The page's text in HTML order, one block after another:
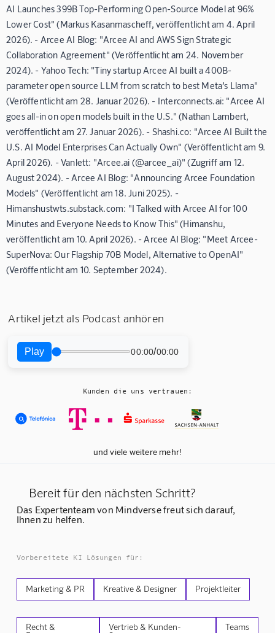
AI Launches 399B Top-Performing Open-Source Model at 96%
Lower Cost" (Markus Kasanmascheff, veröffentlicht am 4. April
2026). - Arcee AI Blog: "Arcee AI and AWS Sign Strategic
Collaboration Agreement" (Veröffentlicht am 24. November
2024). - Yahoo Tech: "Tiny startup Arcee AI built a 400B-
parameter open source LLM from scratch to best Meta’s Llama"
(Veröffentlicht am 28. Januar 2026). - Interconnects.ai: "Arcee AI
goes all-in on open models built in the U.S." (Nathan Lambert,
veröffentlicht am 27. Januar 2026). - Shashi.co: "Arcee AI Built the
U.S. AI Model Enterprises Can Actually Own" (Veröffentlicht am 9.
April 2026). - Vanlett: "Arcee.ai (@arcee_ai)" (Zugriff am 12.
August 2024). - Arcee AI Blog: "Announcing Arcee Foundation
Models" (Veröffentlicht am 18. Juni 2025). -
Himanshustwts.substack.com: "I Talked with Arcee AI for 100
Minutes and Everyone Needs to Know This" (Himanshu,
veröffentlicht am 10. April 2026). - Arcee AI Blog: "Meet Arcee-
SuperNova: Our Flagship 70B Model, Alternative to OpenAI"
(Veröffentlicht am 10. September 2024).
Artikel jetzt als Podcast anhören
Play 00:00/00:00
Kunden die uns vertrauen:
und viele weitere mehr!
Bereit für den nächsten Schritt?
Das Expertenteam von Mindverse freut sich darauf,
Ihnen zu helfen.
Vorbereitete KI Lösungen für:
Marketing & PR Kreative & Designer Projektleiter
Recht &
Vertrieb & Kunden-
Teams